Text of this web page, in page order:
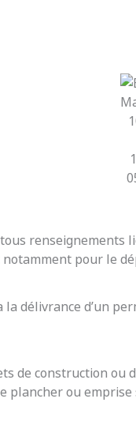
renseignements
pour le
délivrance d’un
construction ou
plancher ou